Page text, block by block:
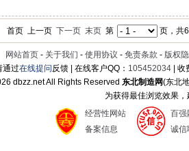
首页 上一页下一页 末页 第 页，共
网站首页 - 关于我们 - 使用协议 - 免责条款 - 版权
通过在线提问反馈 | 在线客户QQ： 105452034 |
dbzz.net All Rights Reserved东北制造网(东北
为获得最佳浏览效果
经营性网站
备案信息
百强
诚信